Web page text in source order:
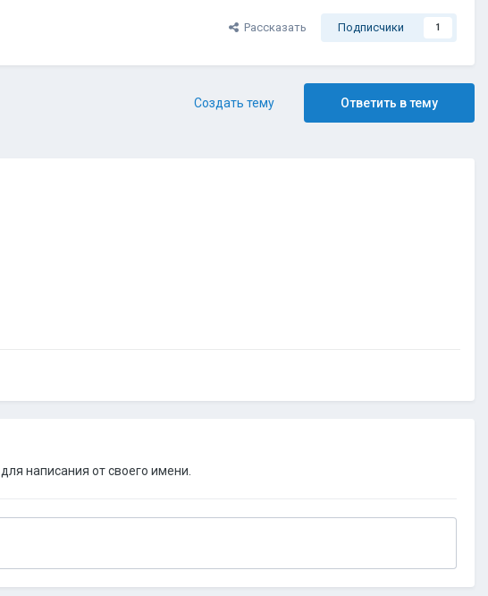
Рассказать Подписчики 1
Ответить в тему
Создать тему
для написания от своего имени.